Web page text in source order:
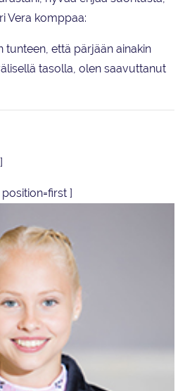
Vera komppaa:
tunteen, että pärjään ainakin
tasolla, olen saavuttanut
]